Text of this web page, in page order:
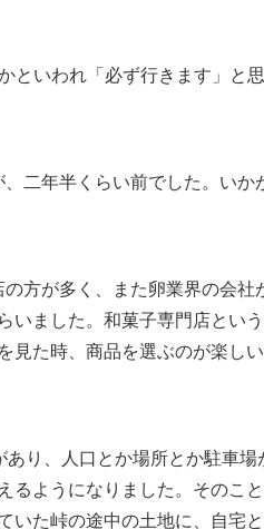
といわれ「必ず行きます」と思
二年半くらい前でした。いか
方が多く、また卵業界の会社
いました。和菓子専門店とい
見た時、商品を選ぶのが楽し
あり、人口とか場所とか駐車場
るようになりました。そのこ
いた峠の途中の土地に、自宅